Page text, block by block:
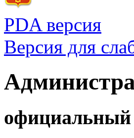
PDA версия
Версия для
официальный